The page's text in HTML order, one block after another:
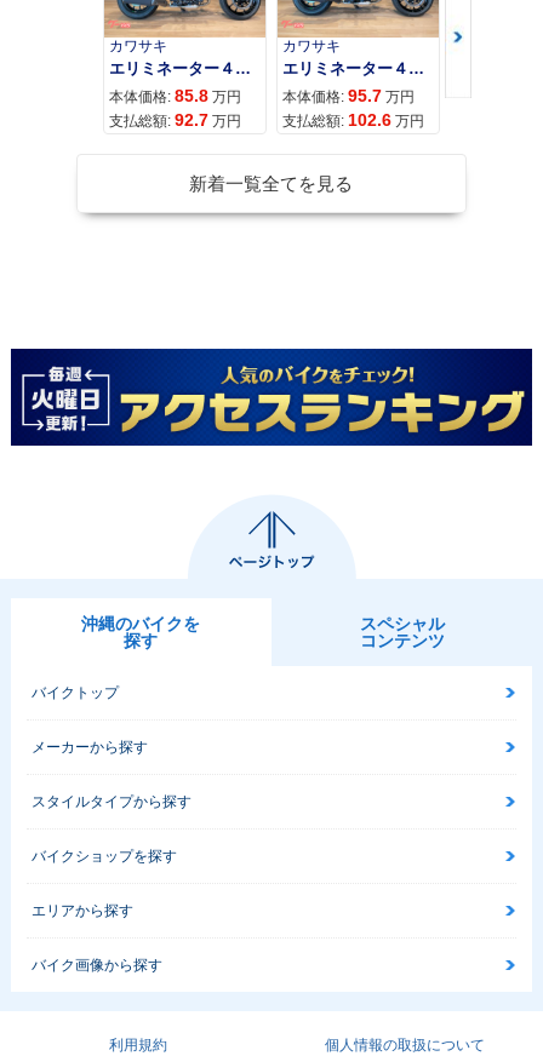
カワサキ
エリミネーター４００
本体価格: 85.8 万円
支払総額: 92.7 万円
カワサキ
エリミネーター４００ＳＥ
本体価格: 95.7 万円
支払総額: 102.6 万円
カワサキ
本体価格:
新着一覧全てを見る
沖縄のバイクを
探す
スペシャル
コンテンツ
バイクトップ
メーカーから探す
スタイルタイプから探す
バイクショップを探す
エリアから探す
バイク画像から探す
利用規約 個人情報の取扱について